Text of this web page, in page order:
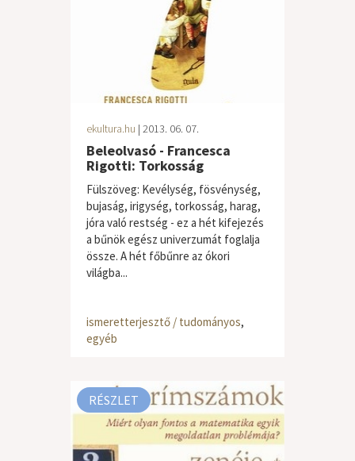
ekultura.hu | 2013. 06. 07.
Beleolvasó - Francesca
Rigotti: Torkosság
Fülszöveg: Kevélység, fösvénység,
bujaság, irigység, torkosság, harag,
jóra való restség - ez a hét kifejezés
a bűnök egész univerzumát foglalja
össze. A hét főbűnre az ókori
világba...
ismeretterjesztő / tudományos,
egyéb
RÉSZLET